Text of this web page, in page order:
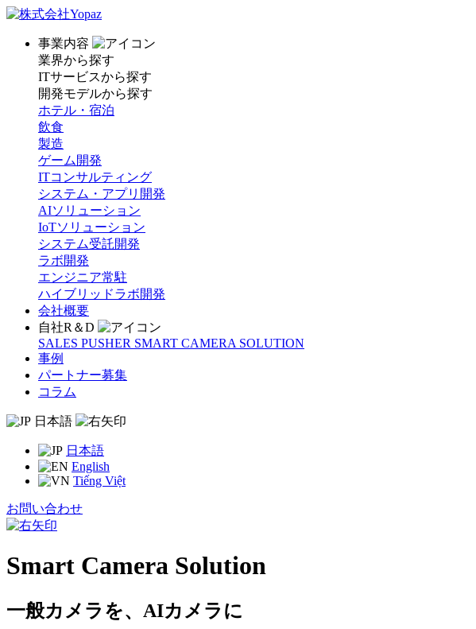
事業内容
業界から探す
ITサービスから探す
開発モデルから探す
ホテル・宿泊
飲食
製造
ゲーム開発
ITコンサルティング
システム・アプリ開発
AIソリューション
IoTソリューション
システム受託開発
ラボ開発
エンジニア常駐
ハイブリッドラボ開発
会社概要
自社R＆D
SALES PUSHER SMART CAMERA SOLUTION
事例
パートナー募集
コラム
日本語
日本語
English
Tiếng Việt
お問い合わせ
Smart Camera Solution
一般カメラを、AIカメラに